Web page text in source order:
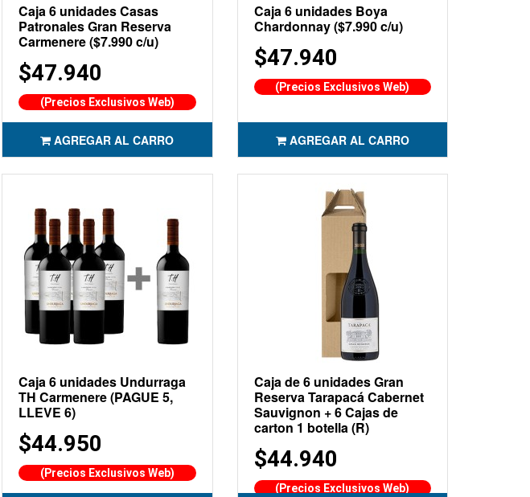
Caja 6 unidades Casas
Patronales Gran Reserva
Carmenere ($7.990 c/u)
$47.940
(Precios Exclusivos Web)
AGREGAR AL CARRO
Caja 6 unidades Boya
Chardonnay ($7.990 c/u)
$47.940
(Precios Exclusivos Web)
AGREGAR AL CARRO
Caja 6 unidades Undurraga
TH Carmenere (PAGUE 5,
LLEVE 6)
$44.950
(Precios Exclusivos Web)
Caja de 6 unidades Gran
Reserva Tarapacá Cabernet
Sauvignon + 6 Cajas de
carton 1 botella (R)
$44.940
(Precios Exclusivos Web)